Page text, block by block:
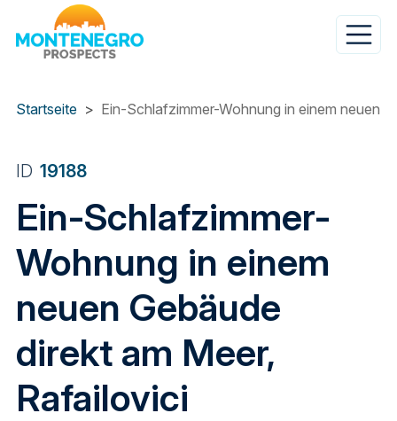
zum
Startseite Ein-Schlafzimmer-Wohnung in einem neuen
ID 19188
Ein-Schlafzimmer-
Wohnung in einem
neuen Gebäude
direkt am Meer,
Rafailovici